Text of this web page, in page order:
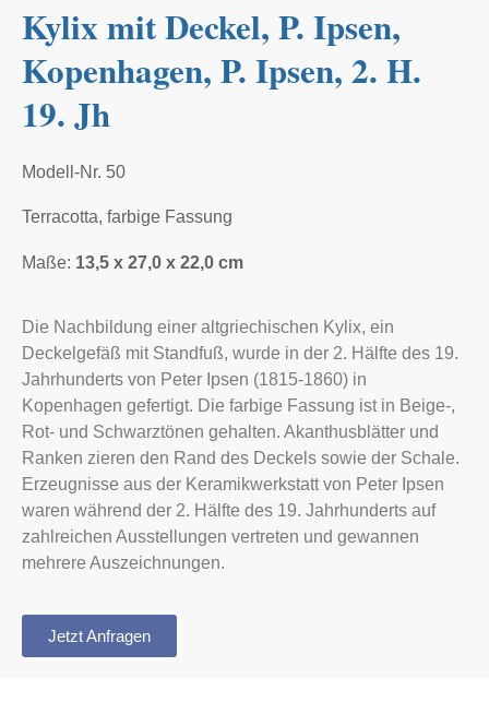
Kylix mit Deckel, P. Ipsen,
Kopenhagen, P. Ipsen, 2. H.
19. Jh
Modell-Nr. 50
Terracotta, farbige Fassung
Maße: 13,5 x 27,0 x 22,0 cm
Die Nachbildung einer altgriechischen Kylix, ein
Deckelgefäß mit Standfuß, wurde in der 2. Hälfte des 19.
Jahrhunderts von Peter Ipsen (1815-1860) in
Kopenhagen gefertigt. Die farbige Fassung ist in Beige-,
Rot- und Schwarztönen gehalten. Akanthusblätter und
Ranken zieren den Rand des Deckels sowie der Schale.
Erzeugnisse aus der Keramikwerkstatt von Peter Ipsen
waren während der 2. Hälfte des 19. Jahrhunderts auf
zahlreichen Ausstellungen vertreten und gewannen
mehrere Auszeichnungen.
Jetzt Anfragen